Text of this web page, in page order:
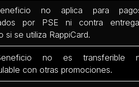
no aplica para
por PSE ni contra
si se utiliza RappiCard.
no es transferible
con otras promociones.